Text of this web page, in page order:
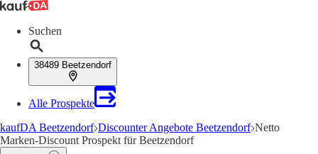
Suchen
38489 Beetzendorf
Alle Prospekte
kaufDA Beetzendorf Discounter Angebote Beetzendorf Netto
Marken-Discount Prospekt für Beetzendorf